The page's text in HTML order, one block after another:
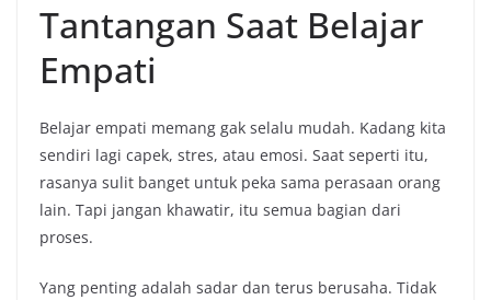
Tantangan Saat Belajar
Empati
Belajar empati memang gak selalu mudah. Kadang kita
sendiri lagi capek, stres, atau emosi. Saat seperti itu,
rasanya sulit banget untuk peka sama perasaan orang
lain. Tapi jangan khawatir, itu semua bagian dari
proses.
Yang penting adalah sadar dan terus berusaha. Tidak